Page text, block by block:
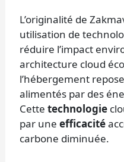
L’originalité de
utilisation de
réduire l’impact
architecture cloud
l’hébergement
alimentés par des
Cettetechnologie
par uneefficacité
carbone diminuée.